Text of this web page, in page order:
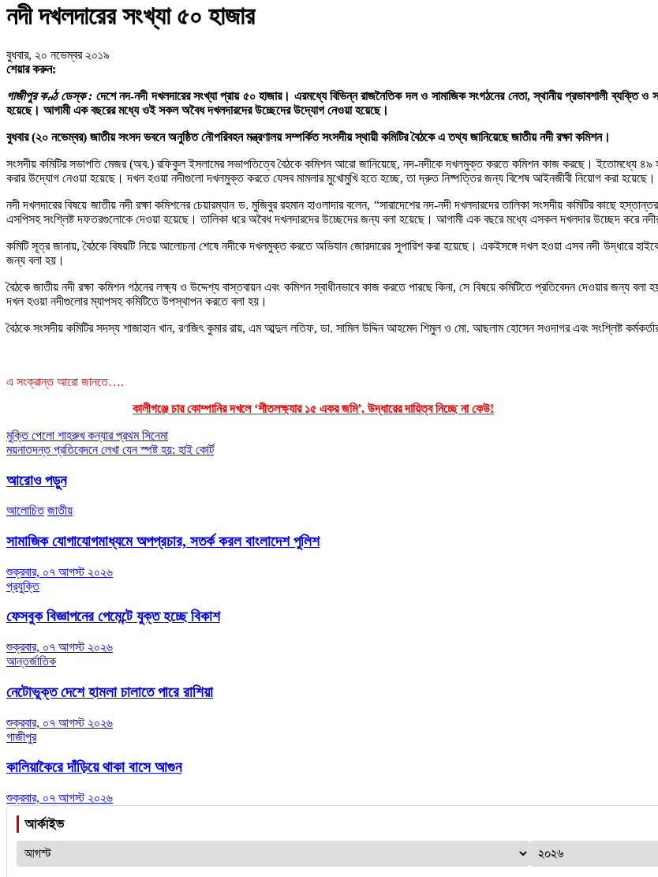
নদী দখলদারের সংখ্যা ৫০ হাজার
বুধবার, ২০ নভেম্বর ২০১৯
শেয়ার করুন:
গাজীপুর কণ্ঠ ডেস্ক : দেশে নদ-নদী দখলদারের সংখ্যা প্রায় ৫০ হাজার। এরমধ্যে বিভিন্ন রাজনৈতিক দল ও সামাজিক সংগঠনের নেতা, স্থানীয় প্রভাবশালী
হয়েছে। আগামী এক বছরের মধ্যে ওই সকল অবৈধ দখলদারদের উচ্ছেদের উদ্যোগ নেওয়া হয়েছে।
বুধবার (২০ নভেম্বর) জাতীয় সংসদ ভবনে অনুষ্ঠিত নৌপরিবহন মন্ত্রণালয় সম্পর্কিত সংসদীয় স্থায়ী কমিটির বৈঠকে এ তথ্য জানিয়েছে জাতীয় নদী রক্ষা কমিশন।
সংসদীয় কমিটির সভাপতি মেজর (অব.) রফিকুল ইসলামের সভাপতিত্বে বৈঠকে কমিশন আরো জানিয়েছে, নদ-নদীকে দখলমুক্ত করতে কমিশন কাজ করছে। ইতোমধ্যে
করার উদ্যোগ নেওয়া হয়েছে। দখল হওয়া নদীগুলো দখলমুক্ত করতে যেসব মামলার মুখোমুখি হতে হচ্ছে, তা দ্রুত নিষ্পত্তির জন্য বিশেষ আইনজীবী নিয়োগ করা হয়েছে।
নদী দখলদারের বিষয়ে জাতীয় নদী রক্ষা কমিশনের চেয়ারম্যান ড. মুজিবুর রহমান হাওলাদার বলেন, “সারাদেশের নদ-নদী দখলদারদের তালিকা সংসদীয় কমিটির কাছে
এসপিসহ সংশ্লিষ্ট দফতরগুলোকে দেওয়া হয়েছে। তালিকা ধরে অবৈধ দখলদারদের উচ্ছেদের জন্য বলা হয়েছে। আগামী এক বছরে মধ্যে এসকল দখলদার উচ্ছেদ করে
কমিটি সূত্র জানায়, বৈঠকে বিষয়টি নিয়ে আলোচনা শেষে নদীকে দখলমুক্ত করতে অভিযান জোরদারের সুপারিশ করা হয়েছে। একইসঙ্গে দখল হওয়া এসব নদী উদ্ধারে
জন্য বলা হয়।
বৈঠকে জাতীয় নদী রক্ষা কমিশন গঠনের লক্ষ্য ও উদ্দেশ্য বাস্তবায়ন এবং কমিশন স্বাধীনভাবে কাজ করতে পারছে কিনা, সে বিষয়ে কমিটিতে প্রতিবেদন দেওয়ার
দখল হওয়া নদীগুলোর ম্যাপসহ কমিটিতে উপস্থাপন করতে বলা হয়।
বৈঠকে সংসদীয় কমিটির সদস্য শাজাহান খান, রণজিৎ কুমার রায়, এম আব্দুল লতিফ, ডা. সামিল উদ্দিন আহমেদ শিমুল ও মো. আছলাম হোসেন সওদাগর এবং সংশ্লিষ্ট
এ সংক্রান্ত আরো জানতে….
কালীগঞ্জে চার কোম্পানির দখলে ‘শীতলক্ষ্যার ১৫ একর জমি’, উদ্ধারের দায়িত্ব নিচ্ছে না কেউ!
Post
navigation
মুক্তি পেলো শাহরুখ কন্যার প্রথম সিনেমা
ময়নাতদন্ত প্রতিবেদনে লেখা যেন স্পষ্ট হয়: হাই কোর্ট
আরোও পড়ুন
আলোচিত জাতীয়
সামাজিক যোগাযোগমাধ্যমে অপপ্রচার, সতর্ক করল বাংলাদেশ পুলিশ
শুক্রবার, ০৭ আগস্ট ২০২৬
প্রযুক্তি
ফেসবুক বিজ্ঞাপনের পেমেন্টে যুক্ত হচ্ছে বিকাশ
শুক্রবার, ০৭ আগস্ট ২০২৬
আন্তর্জাতিক
নেটোভুক্ত দেশে হামলা চালাতে পারে রাশিয়া
শুক্রবার, ০৭ আগস্ট ২০২৬
গাজীপুর
কালিয়াকৈরে দাঁড়িয়ে থাকা বাসে আগুন
শুক্রবার, ০৭ আগস্ট ২০২৬
আর্কাইভ